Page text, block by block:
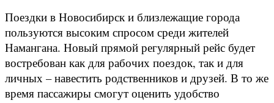
Поездки в Новосибирск и близлежащие города
пользуются высоким спросом среди жителей
Намангана. Новый прямой регулярный рейс будет
востребован как для рабочих поездок, так и для
личных – навестить родственников и друзей. В то же
время пассажиры смогут оценить удобство